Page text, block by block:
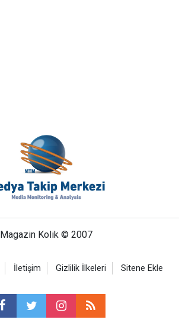
Magazin Kolik © 2007
İletişim Gizlilik İlkeleri Sitene Ekle